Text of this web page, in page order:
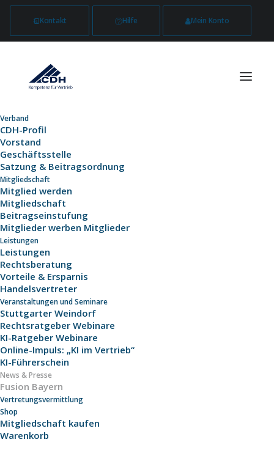
Kontakt Hilfe Mein Konto
Verband
CDH-Profil
Vorstand
Geschäftsstelle
Satzung & Beitragsordnung
Mitgliedschaft
Mitglied werden
Mitgliedschaft
Beitragseinstufung
Mitglieder werben Mitglieder
Leistungen
Leistungen
Rechtsberatung
Vorteile & Ersparnis
Handelsvertreter
Veranstaltungen und Seminare
Stuttgarter Weindorf
Rechtsratgeber Webinare
KI-Ratgeber Webinare
Online-Impuls: „KI im Vertrieb“
KI-Führerschein
News & Presse
Fusion Bayern
Vertretungsvermittlung
Shop
Mitgliedschaft kaufen
Warenkorb
Fusion beschlossen
- drei Tage, die
Geschichte
geschrieben haben!
Fusion
beschlossen